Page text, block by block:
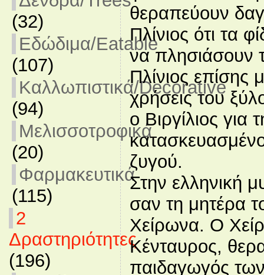
(32)
Εδώδιμα/Eatable
(107)
Καλλωπιστικά/Decorative
(94)
Μελισσοτροφικά
(20)
Φαρμακευτικά
(115)
2
Δραστηριότητες
(196)
θεραπεύουν
Πλίνιος ότι τα
να πλησιάσουν
Πλίνιος επίσης
χρήσεις του
ο Βιργίλιος για
ζυγού.
Στην ελληνική
σαν τη μητέρα
Χείρωνα. Ο
Κένταυρος,
παιδαγωγός